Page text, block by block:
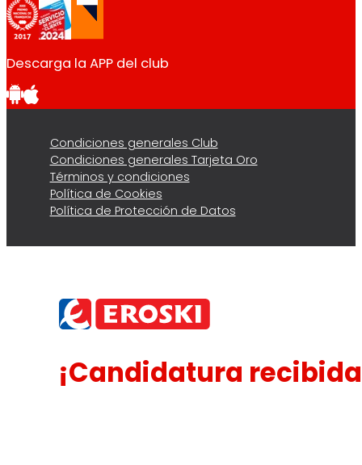
Descarga la APP del club
Condiciones generales Club
Condiciones generales Tarjeta Oro
Términos y condiciones
Política de Cookies
Política de Protección de Datos
¡Candidatura